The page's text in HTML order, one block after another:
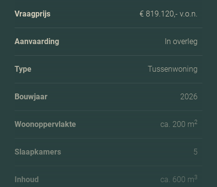
Vraagprijs € 819.120,- v.o.n.
Aanvaarding In overleg
Type Tussenwoning
Bouwjaar 2026
Woonoppervlakte ca. 200 m2
Slaapkamers 5
Inhoud ca. 600 m3